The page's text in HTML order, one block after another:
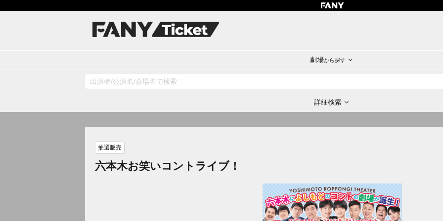
劇場から探す
詳細検索
抽選販売
六本木お笑いコントライブ！